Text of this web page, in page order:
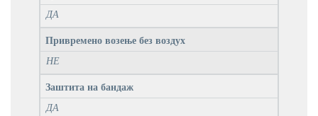
ДА
Привремено возење без воздух
НЕ
Заштита на бандаж
ДА